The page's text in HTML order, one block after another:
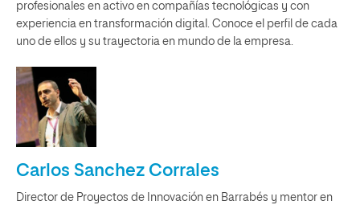
profesionales en activo en compañías tecnológicas y con
experiencia en transformación digital. Conoce el perfil de cada
uno de ellos y su trayectoria en mundo de la empresa.
Carlos Sanchez Corrales
Director de Proyectos de Innovación en Barrabés y mentor en